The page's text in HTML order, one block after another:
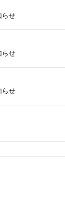
らせ
らせ
らせ